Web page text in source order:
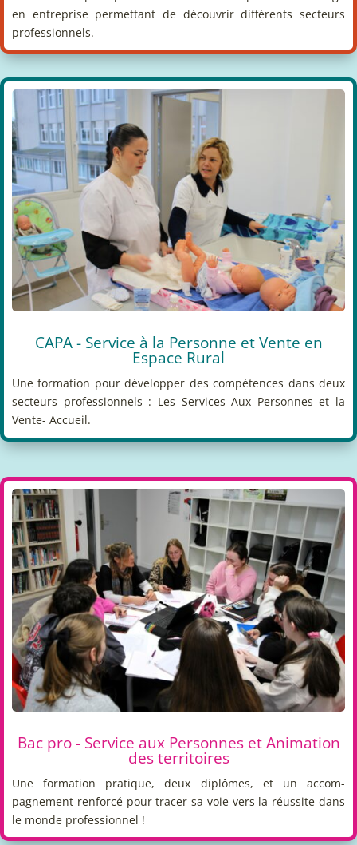
en entreprise permettant de découvrir différents secteurs
professionnels.
CAPA - Service à la Personne et Vente en
Espace Rural
Une formation pour développer des compétences dans deux
secteurs professionnels : Les Services Aux Personnes et la
Vente- Accueil.
Bac pro - Service aux Personnes et Animation
des territoires
Une formation pratique, deux diplômes, et un accom-
pagnement renforcé pour tracer sa voie vers la réussite dans
le monde professionnel !